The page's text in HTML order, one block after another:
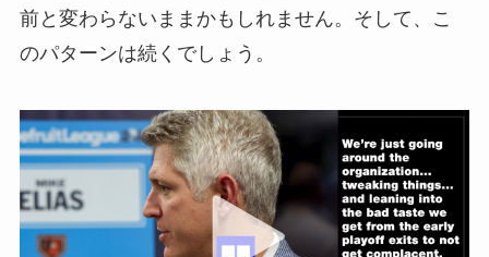
前と変わらないままかもしれません。そして、こ
のパターンは続くでしょう。